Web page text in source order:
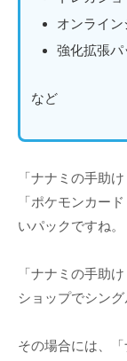
オンライ
強化拡張パ
など
「ナナミの手助
「ポケモンカー
いパックですね。
「ナナミの手助
ショップでシン
その場合には、